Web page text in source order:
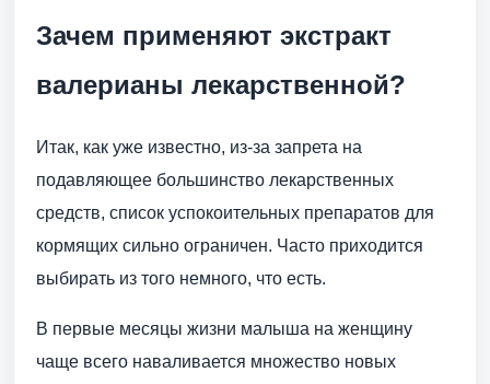
Зачем применяют экстракт
валерианы лекарственной?
Итак, как уже известно, из-за запрета на
подавляющее большинство лекарственных
средств, список успокоительных препаратов для
кормящих сильно ограничен. Часто приходится
выбирать из того немного, что есть.
В первые месяцы жизни малыша на женщину
чаще всего наваливается множество новых